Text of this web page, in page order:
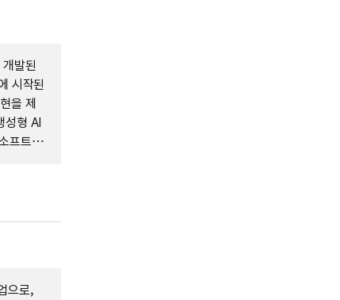
발된
시작된
을 제
성형 AI
프트웨
으로,